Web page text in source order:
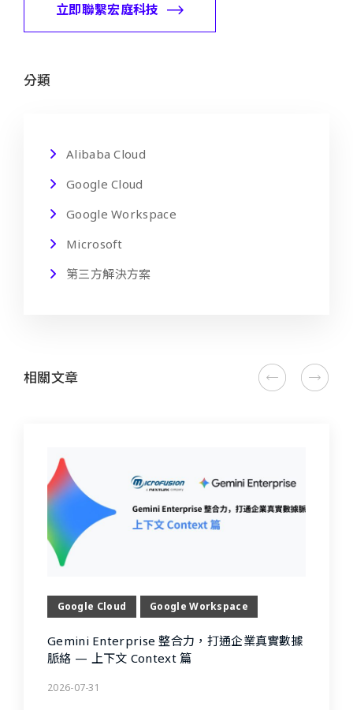
立即聯繫宏庭科技
分類
Alibaba Cloud
Google Cloud
Google Workspace
Microsoft
第三方解決方案
相關文章
Google Cloud Google Workspace
Gemini Enterprise 整合力，打通企業真實數據
脈絡 — 上下文 Context 篇
2026-07-31